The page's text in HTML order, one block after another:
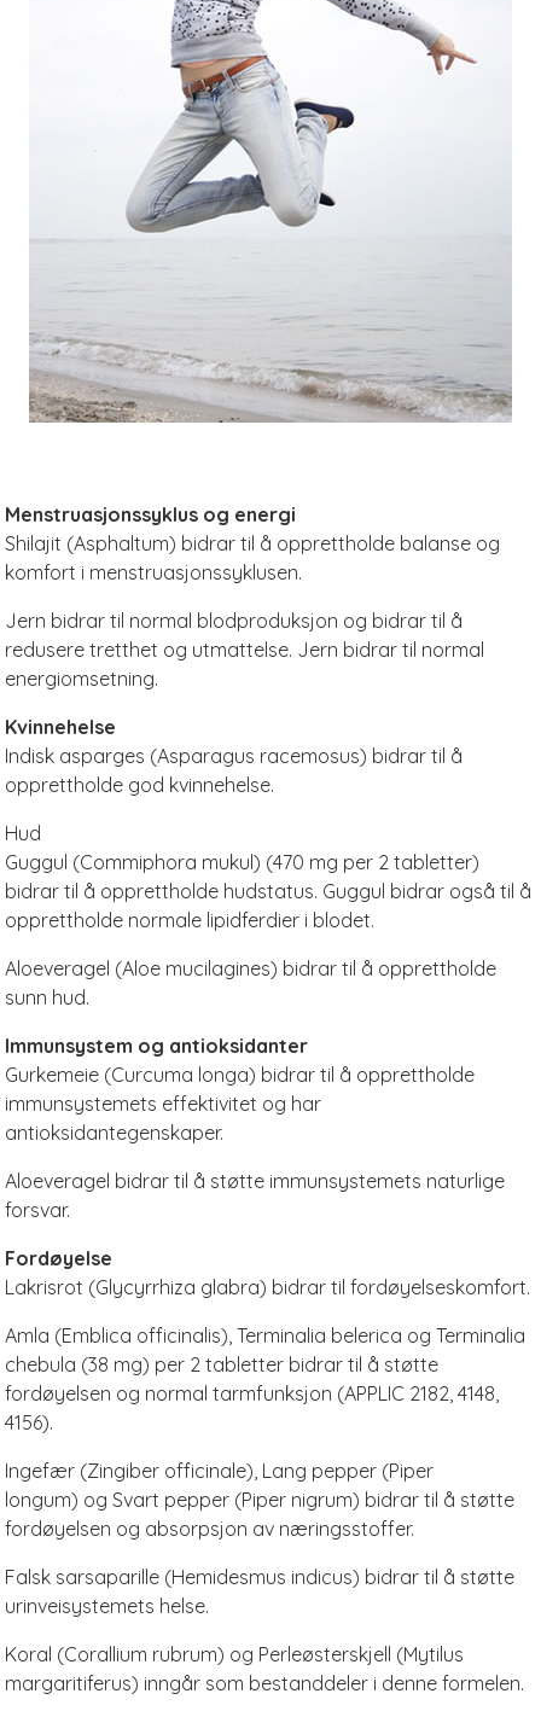
Menstruasjonssyklus og energi
Shilajit (Asphaltum) bidrar til å opprettholde balanse og
komfort i menstruasjonssyklusen.
Jern bidrar til normal blodproduksjon og bidrar til å
redusere tretthet og utmattelse. Jern bidrar til normal
energiomsetning.
Kvinnehelse
Indisk asparges (Asparagus racemosus) bidrar til å
opprettholde god kvinnehelse.
Hud
Guggul (Commiphora mukul) (470 mg per 2 tabletter)
bidrar til å opprettholde hudstatus. Guggul bidrar også til å
opprettholde normale lipidferdier i blodet.
Aloeveragel (Aloe mucilagines) bidrar til å opprettholde
sunn hud.
Immunsystem og antioksidanter
Gurkemeie (Curcuma longa) bidrar til å opprettholde
immunsystemets effektivitet og har
antioksidantegenskaper.
Aloeveragel bidrar til å støtte immunsystemets naturlige
forsvar.
Fordøyelse
Lakrisrot (Glycyrrhiza glabra) bidrar til fordøyelseskomfort.
Amla (Emblica officinalis), Terminalia belerica og Terminalia
chebula (38 mg) per 2 tabletter bidrar til å støtte
fordøyelsen og normal tarmfunksjon (APPLIC 2182, 4148,
4156).
Ingefær (Zingiber officinale), Lang pepper (Piper
longum) og Svart pepper (Piper nigrum) bidrar til å støtte
fordøyelsen og absorpsjon av næringsstoffer.
Falsk sarsaparille (Hemidesmus indicus) bidrar til å støtte
urinveisystemets helse.
Koral (Corallium rubrum) og Perleøsterskjell (Mytilus
margaritiferus) inngår som bestanddeler i denne formelen.